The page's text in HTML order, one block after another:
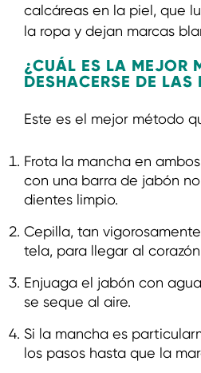
calcáreas en la piel, que
la ropa y dejan marcas
¿CUÁL ES LA MEJOR
DESHACERSE DE LAS
Este es el mejor método
Frota la mancha en
con una barra de jabón
dientes limpio.
Cepilla, tan
tela, para llegar al
Enjuaga el jabón con
se seque al aire.
Si la mancha es
los pasos hasta que la